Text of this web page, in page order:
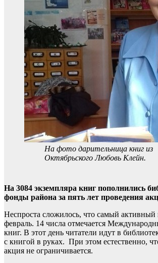
На фото дарительница книг из
Октябрьского Любовь Клейн.
На 3084 экземпляра книг пополнились
фонды района за пять лет проведения
Неспроста сложилось, что самый
февраль. 14 числа отмечается
книг. В этот день читатели идут в
с книгой в руках. При этом естественно,
акция не ограничивается.